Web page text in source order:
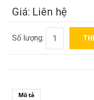
Giá: Liên hệ
Số lượng:
Mô tả